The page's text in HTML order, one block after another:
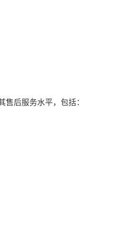
后服务水平，包括：